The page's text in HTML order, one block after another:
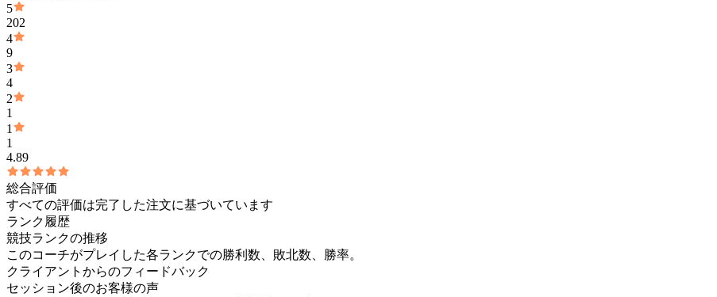
5
202
4
9
3
4
2
1
1
1
4.89
総合評価
すべての評価は完了した注文に基づいています
ランク履歴
競技ランクの推移
このコーチがプレイした各ランクでの勝利数、敗北数、勝率。
クライアントからのフィードバック
セッション後のお客様の声